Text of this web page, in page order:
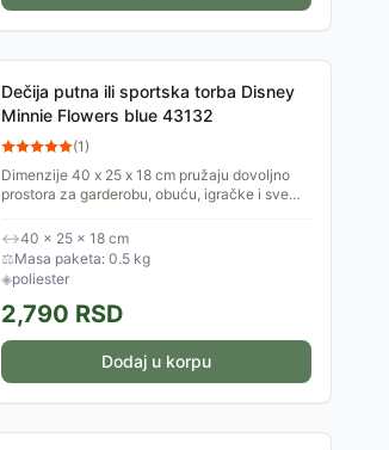
Dečija putna ili sportska torba Disney
Minnie Flowers blue 43132
(1)
Dimenzije 40 x 25 x 18 cm pružaju dovoljno
prostora za garderobu, obuću, igračke i sve
aktivnosti, izlete ili...
↔40 × 25 × 18 cm
⚖Masa paketa: 0.5 kg
◈poliester
2,790 RSD
Dodaj u korpu